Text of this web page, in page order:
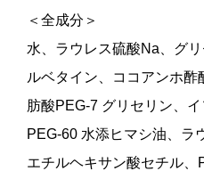
＜全成分＞
水、ラウレス硫酸Na、グ
ルベタイン、ココアンホ
肪酸PEG-7 グリセリン、イ
PEG-60 水添ヒマシ油、ラ
エチルヘキサン酸セチル、